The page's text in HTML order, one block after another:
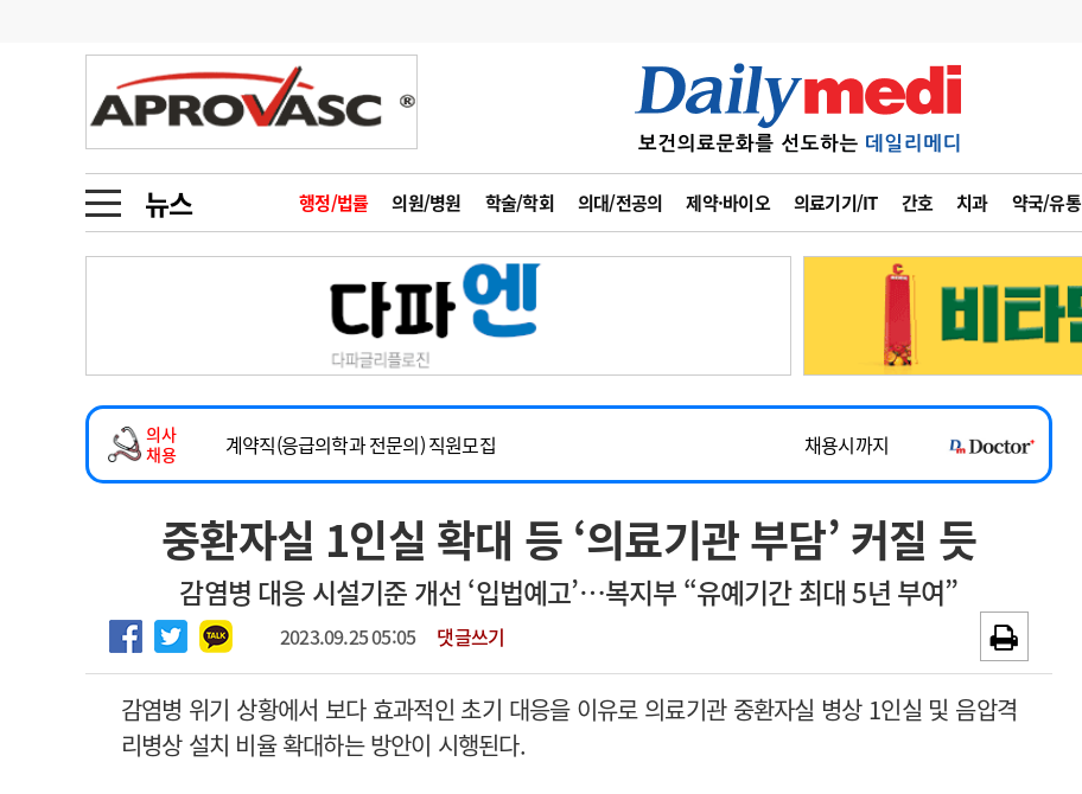
뉴스 행정/법률 의원/병원 학술/학회 의대/전공의 제약·바이오 의료기기/IT 간호 치과 약국/유통
금주의 검색어
1
의사인력 수급 추계
2
성분명 처방
3
AI의료
4
전공의 모집 결과
6
관리급여 실시
지필공 지원책
수련환경 개선
의과대학 입시
메디인포 인사 사고
오피니언 칼럼 수첩
인물 초대석 피플
동영상뉴스
포토뉴스
메디 Hospital 지역병원 중소병원
인포메이션 행정처분 판례 정책/통계 공시
고객센터 회사소개 법적고지 광고안내
의사
채용
2026년 하반기 인턴 모집
~2026-08-31
마취통증의학과 임기제 임상의사 채용
채용시까지
계약직(응급의학과 전문의) 직원모집
채용시까지
하반기 전공의(레지던트1년차) 모집
~2026-08-15
2026년 하반기 인턴 모집
~2026-08-31
마취통증의학과 임기제 임상의사 채용
채용시까지
중환자실 1인실 확대 등 ‘의료기관 부담’ 커질 듯
감염병 대응 시설기준 개선 ‘입법예고’…복지부 “유예기간 최대 5년 부여”
2023.09.25 05:05 댓글쓰기
감염병 위기 상황에서 보다 효과적인 초기 대응을 이유로 의료기관 중환자실 병상 1인실 및 음압격
리병상 설치 비율 확대하는 방안이 시행된다.